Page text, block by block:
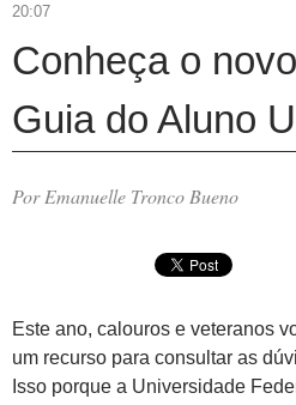
20:07
Conheça o
Guia do Aluno
Por Emanuelle Tronco Bueno
Este ano, calouros e veteranos
um recurso para consultar as
Isso porque a Universidade